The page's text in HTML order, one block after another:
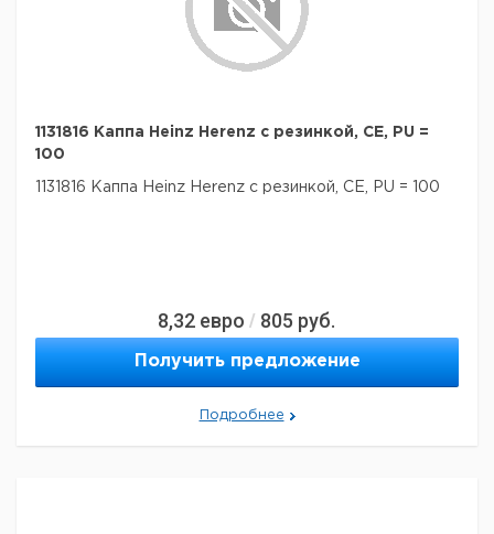
1131816 Каппа Heinz Herenz с резинкой, CE, PU =
100
1131816 Каппа Heinz Herenz с резинкой, CE, PU = 100
8,32 евро / 805 руб.
Получить предложение
Подробнее